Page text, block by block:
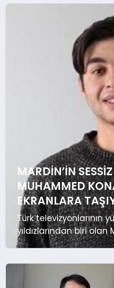
MARDIN’IN
MUHAMMED
EKRANLARA
Türk televizyonlarının
yıldızlarından biri olan
Konak, 14 Ağustos
Kültürel zenginliğiyle
şehirde büyüyen